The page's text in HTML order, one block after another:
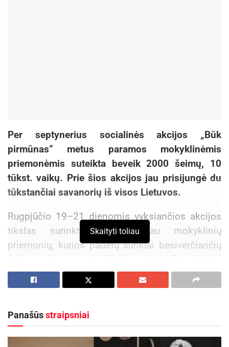
Per septynerius socialinės akcijos „Būk
pirmūnas“ metus paramos mokyklinėmis
priemonėmis suteikta beveik 2000 šeimų, 10
tūkst. vaikų. Prie šios akcijos jau prisijungė du
tūkstančiai savanorių iš visos Lietuvos.
Rugpjūčio 19–21 dienomis vyksiančios akcijos
tikslas surinkti kuo daugiau mokyklinių
priemonių, kurios padėtų sunkiai besiverčiančių
šeimų vaikams pasiruošti į mokyklą. Per akcijos
metus savanoriai daugiausiai padėjo mamoms,
kurios vienos augina vaikus ar darbus
Akcijos organizatoriai, lankydami šeimas ir
matydami skaudžias vaikų istorijas mokykloje,
Skaityti toliau
Panašūsstraipsniai